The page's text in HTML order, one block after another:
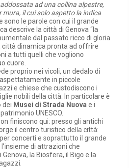
ad una collina alpestre,
mura, il cui solo aspetto la indica
sono le parole con cui il grande
descrive la città di Genova“la
dal passato ricco di gloria
città dinamica pronta ad offrire
a tutti quelli che vogliono
cuore.
proprio nei vicoli, un dedalo di
in piccole
e chiese che custodiscono i
nobili della città. In particolare è
dei Musei di Strada Nuova e i
UNESCO.
finiscono qui: presso gli antichi
il centro turistico della città:
concerti e soprattutto il grande
l’insieme di attrazioni che
Genova, la Biosfera, il Bigo e la
.